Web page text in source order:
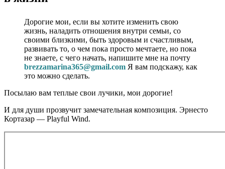
Дорогие мои, если вы хотите изменить свою
жизнь, наладить отношения внутри семьи, со
своими близкими, быть здоровым и счастливым,
развивать то, о чем пока просто мечтаете, но пока
не знаете, с чего начать, напишите мне на почту
brezzamarina365@gmail.com Я вам подскажу, как
это можно сделать.
Посылаю вам теплые свои лучики, мои дорогие!
И для души прозвучит замечательная композиция. Эрнесто
Кортазар — Playful Wind.